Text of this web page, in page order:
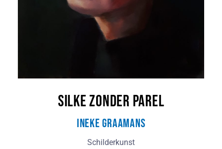
Silke zonder parel
Ineke Graamans
Schilderkunst